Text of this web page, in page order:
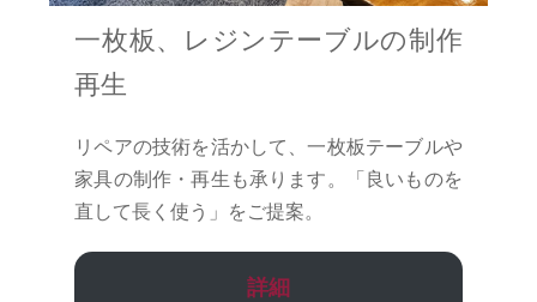
一枚板、レジンテーブルの制作
再生
リペアの技術を活かして、一枚板テーブルや
家具の制作・再生も承ります。「良いものを
直して長く使う」をご提案。
詳細